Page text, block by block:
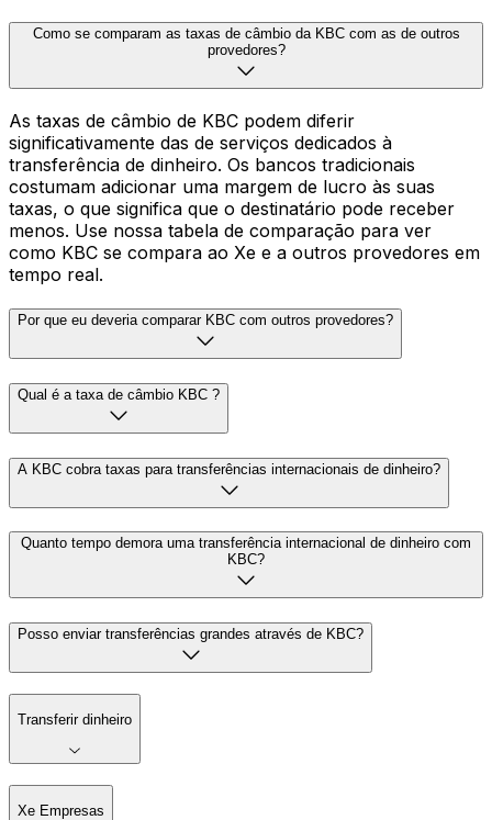
Como se comparam as taxas de câmbio da KBC com as de outros
provedores?
As taxas de câmbio de KBC podem diferir
significativamente das de serviços dedicados à
transferência de dinheiro. Os bancos tradicionais
costumam adicionar uma margem de lucro às suas
taxas, o que significa que o destinatário pode receber
menos. Use nossa tabela de comparação para ver
como KBC se compara ao Xe e a outros provedores em
tempo real.
Por que eu deveria comparar KBC com outros provedores?
Qual é a taxa de câmbio KBC ?
A KBC cobra taxas para transferências internacionais de dinheiro?
Quanto tempo demora uma transferência internacional de dinheiro com
KBC?
Posso enviar transferências grandes através de KBC?
Transferir dinheiro
Xe Empresas